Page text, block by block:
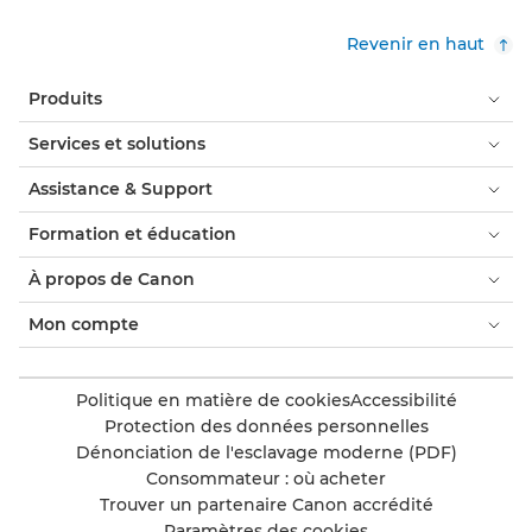
Revenir en haut
Produits
Services et solutions
Assistance & Support
Formation et éducation
À propos de Canon
Mon compte
Politique en matière de cookiesAccessibilité
Protection des données personnelles
Dénonciation de l'esclavage moderne (PDF)
Consommateur : où acheter
Trouver un partenaire Canon accrédité